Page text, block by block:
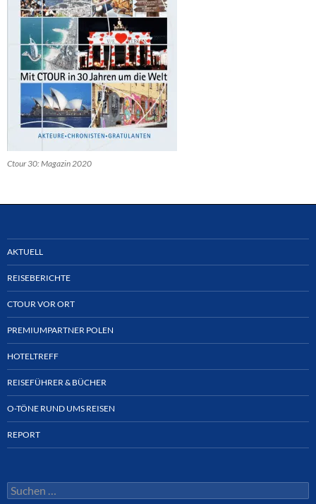
Ctour 30: Magazin 2020
AKTUELL
REISEBERICHTE
CTOUR VOR ORT
PREMIUMPARTNER POLEN
HOTELTREFF
REISEFÜHRER & BÜCHER
O-TÖNE RUND UMS REISEN
REPORT
Suchen
nach: